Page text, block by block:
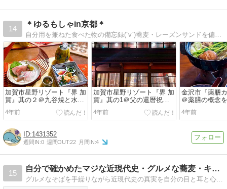
14
＊ゆるもしゃin京都＊
自分用を兼ねた食べた物の備忘録(´v`)蕎麦・レーズンサンドを偏愛。気になったものはとりあえず食べてみます(*´〜`*)
加賀市星野リゾート『界 加
賀』其の２＠九谷焼と水
引、季節の料理の麗しき共
演♡豪華夕食編♪
4年前
加賀市星野リゾート『界 加
賀』其の1＠父の還暦祝い
に♪露天風呂付「紅殻の
間」でゆったり湯治
4年前
金沢市『薬膳
＠薬膳の概念
いしくてヘル
わり御膳」♪
4年前
1431352
週間IN:0 週間OUT:22 月間IN:4
15
自分で確かめたマジな近現代史・グルメな蕎麦・キレイなお花さん
グルメなそばを手繰りながら近現代史の真実を自分の目と耳と心でマジに探ります。キレイなお花さんもご紹介！